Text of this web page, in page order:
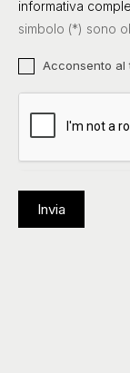
informativa
simbolo (*) sono
Acconsento al
Invia